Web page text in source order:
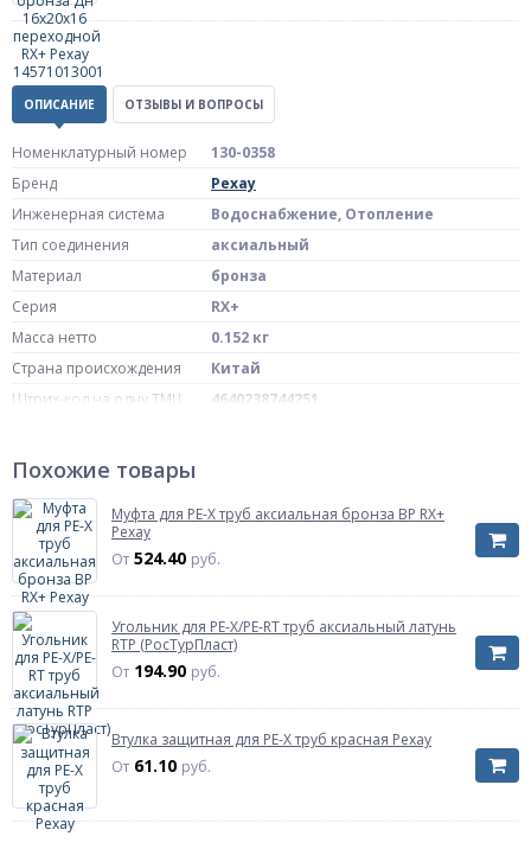
ОПИСАНИЕ ОТЗЫВЫ И ВОПРОСЫ
Номенклатурный номер
130-0358
Бренд
Рехау
Инженерная система
Водоснабжение, Отопление
Тип соединения
аксиальный
Материал
бронза
Серия
RX+
Масса нетто
0.152 кг
Страна происхождения
Китай
Штрих-код на одну ТМЦ
4640238744251
Переход на диаметр, мм
Артикул
14571023001
Похожие товары
Муфта для PE-X труб аксиальная бронза ВР RX+
Рехау
От 524.40 руб.
Угольник для PE-X/PE-RT труб аксиальный латунь
RTP (РосТурПласт)
От 194.90 руб.
Втулка защитная для PE-X труб красная Рехау
От 61.10 руб.